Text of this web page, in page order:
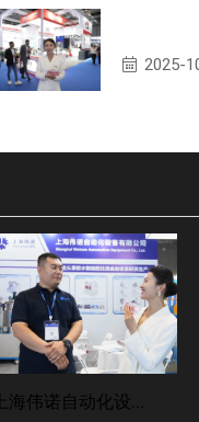
2025-
上海伟诺自动化设...